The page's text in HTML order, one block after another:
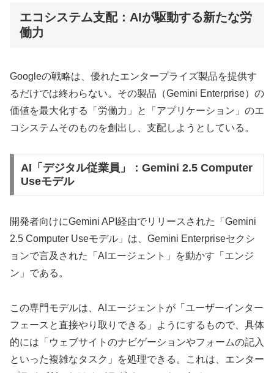
エコシステム支配：AIが駆動する新たな労
働力
Googleの戦略は、優れたエンタープライズ製品を提供す
るだけでは終わらない。その製品（Gemini Enterprise）の
価値を最大化する「労働力」と「アプリケーション」のエ
コシステムそのものを創出し、支配しようとしている。
AI「デジタル従業員」：Gemini 2.5 Computer
Useモデル
開発者向けにGemini API経由でリリースされた「Gemini
2.5 Computer Useモデル」は、Gemini Enterpriseセクシ
ョンで言及された「AIエージェント」を動かす「エンジ
ン」である。
この専門モデルは、AIエージェントが「ユーザーインター
フェースと直接やり取りできる」ようにするもので、具体
的には「ウェブサイトのナビゲーションやフォームの記入
といった複雑なタスク」を処理できる。これは、エンター